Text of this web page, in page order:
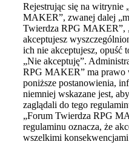
Rejestrując się na witrynie
MAKER”, zwanej dalej
Twierdza RPG MAKER”,
akceptujesz
ich nie akceptujesz, opuść
„Nie akceptuję”.
RPG MAKER” ma prawo
poniższe postanowienia,
niemniej wskazane jest,
zaglądali do tego
„Forum Twierdza RPG
regulaminu oznacza, że
wszelkimi